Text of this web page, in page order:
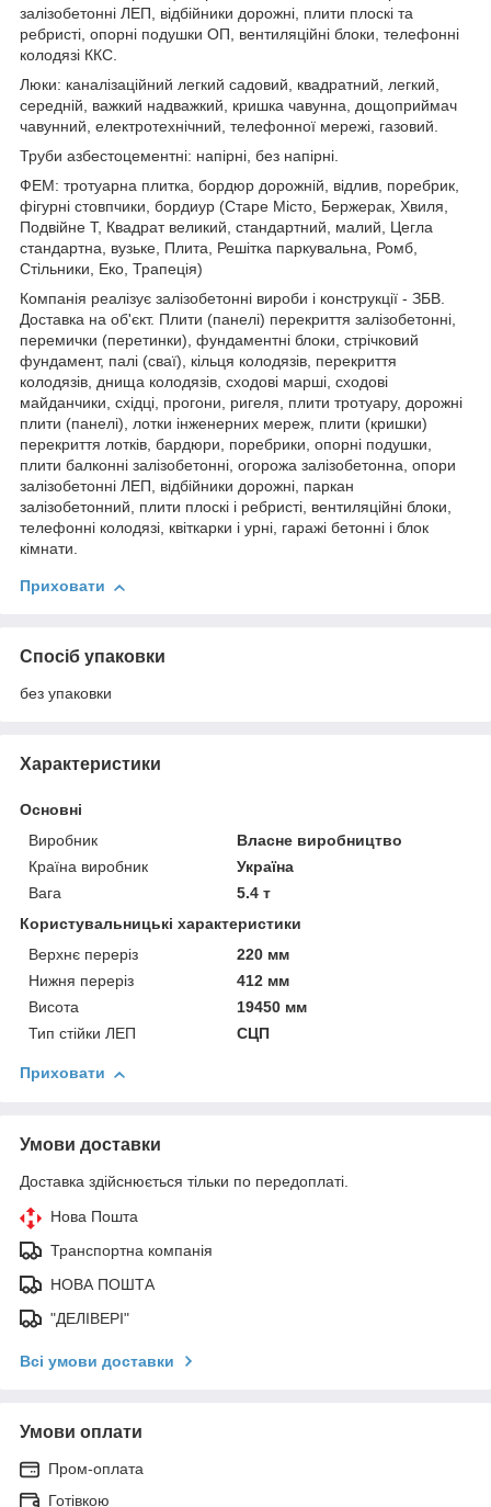
залізобетонні ЛЕП, відбійники дорожні, плити плоскі та
ребристі, опорні подушки ОП, вентиляційні блоки, телефонні
колодязі ККС.
Люки: каналізаційний легкий садовий, квадратний, легкий,
середній, важкий надважкий, кришка чавунна, дощоприймач
чавунний, електротехнічний, телефонної мережі, газовий.
Труби азбестоцементні: напірні, без напірні.
ФЕМ: тротуарна плитка, бордюр дорожній, відлив, поребрик,
фігурні стовпчики, бордиур (Старе Місто, Бержерак, Хвиля,
Подвійне Т, Квадрат великий, стандартний, малий, Цегла
стандартна, вузьке, Плита, Решітка паркувальна, Ромб,
Стільники, Еко, Трапеція)
Компанія реалізує залізобетонні вироби і конструкції - ЗБВ.
Доставка на об'єкт. Плити (панелі) перекриття залізобетонні,
перемички (перетинки), фундаментні блоки, стрічковий
фундамент, палі (сваї), кільця колодязів, перекриття
колодязів, днища колодязів, сходові марші, сходові
майданчики, східці, прогони, ригеля, плити тротуару, дорожні
плити (панелі), лотки інженерних мереж, плити (кришки)
перекриття лотків, бардюри, поребрики, опорні подушки,
плити балконні залізобетонні, огорожа залізобетонна, опори
залізобетонні ЛЕП, відбійники дорожні, паркан
залізобетонний, плити плоскі і ребристі, вентиляційні блоки,
телефонні колодязі, квіткарки і урні, гаражі бетонні і блок
кімнати.
Приховати
Спосіб упаковки
без упаковки
Характеристики
Основні
Виробник
Власне виробництво
Країна виробник
Україна
Вага
5.4 т
Користувальницькі характеристики
Верхнє переріз
220 мм
Нижня переріз
412 мм
Висота
19450 мм
Тип стійки ЛЕП
СЦП
Приховати
Умови доставки
Доставка здійснюється тільки по передоплаті.
Нова Пошта
Транспортна компанія
НОВА ПОШТА
"ДЕЛІВЕРІ"
Всі умови доставки
Умови оплати
Пром-оплата
Готівкою